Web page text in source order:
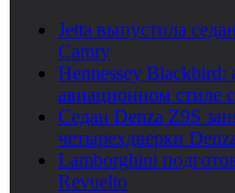
Jetta выпустила
Camry
Hennessey Blackbird:
авиационном
Седан Denza Z9S
четырехдверки
Lamborghini
Revuelto